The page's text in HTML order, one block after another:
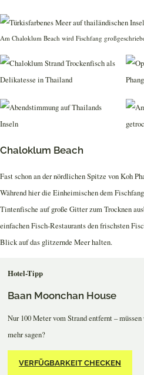
Am Chaloklum Beach wird Fischfang
Chaloklum Beach
Fast schon an der nördlichen Spitze von Koh
Während hier die Einheimischen dem
Tintenfische auf große Gitter zum Trocknen
einfachen Fisch-Restaurants den frischsten
Blick auf das glitzernde Meer halten.
Hotel-Tipp
Baan Moonchan House
Nur 100 Meter vom Strand entfernt –
mehr sagen?
VERFÜGBARKEIT CHECKEN